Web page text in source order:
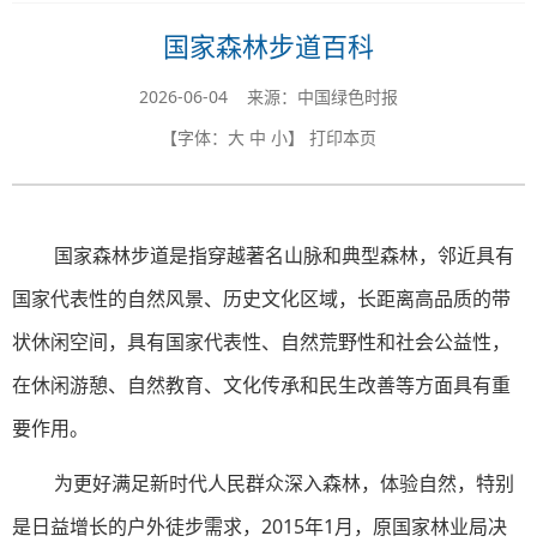
国家森林步道百科
2026-06-04 来源：中国绿色时报
【字体： 大 中 小】 打印本页
国家森林步道是指穿越著名山脉和典型森林，邻近具有
国家代表性的自然风景、历史文化区域，长距离高品质的带
状休闲空间，具有国家代表性、自然荒野性和社会公益性，
在休闲游憩、自然教育、文化传承和民生改善等方面具有重
要作用。
为更好满足新时代人民群众深入森林，体验自然，特别
是日益增长的户外徒步需求，2015年1月，原国家林业局决